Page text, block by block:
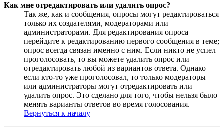
Как мне отредактировать или удалить опрос?
Так же, как и сообщения, опросы могут редактироваться
только их создателями, модераторами или
администраторами. Для редактирования опроса
перейдите к редактированию первого сообщения в теме;
опрос всегда связан именно с ним. Если никто не успел
проголосовать, то вы можете удалить опрос или
отредактировать любой из вариантов ответа. Однако
если кто-то уже проголосовал, то только модераторы
или администраторы могут отредактировать или
удалить опрос. Это сделано для того, чтобы нельзя было
менять варианты ответов во время голосования.
Вернуться к началу